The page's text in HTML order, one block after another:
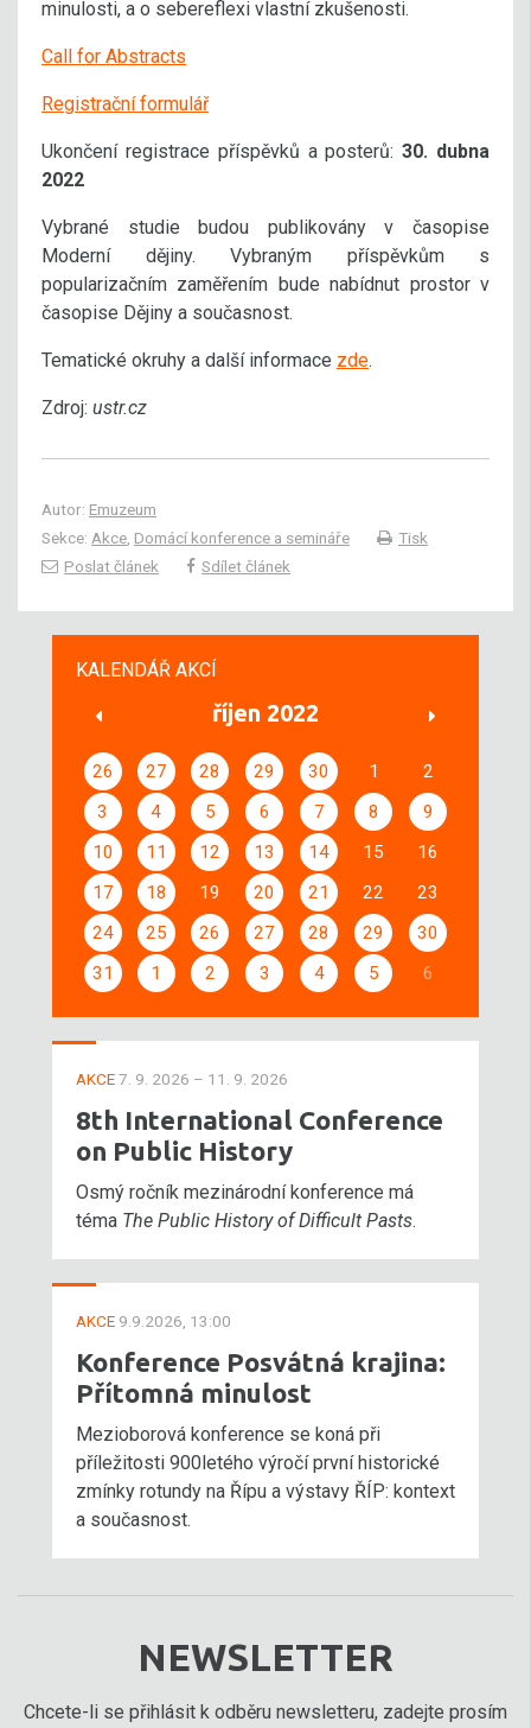
minulosti, a o sebereflexi vlastní zkušenosti.
Call for Abstracts
Registrační formulář
Ukončení registrace příspěvků a posterů:30. dubna
2022
Vybrané studie budou publikovány v časopise
Moderní dějiny. Vybraným příspěvkům s
popularizačním zaměřením bude nabídnut prostor v
časopise Dějiny a současnost.
Tematické okruhy a další informace zde.
Zdroj: ustr.cz
Autor: Emuzeum
Sekce: Akce Domácí konference a semináře
Tisk
Poslat článek
Sdílet článek
KALENDÁŘ AKCÍ
říjen 2022
26 27 28 29 30 1
2
3
4 5 6 7 8
9
10
11 12 13 14 15
16
17
18 19 20 21 22
23
24
25 26 27 28 29
30
31
1 2 3 4 5 6
AKCE7. 9. 2026 – 11. 9. 2026
8th International Conference
on Public History
Osmý ročník mezinárodní konference má
téma The Public History of Difficult Pasts.
AKCE 9.9.2026, 13:00
Konference Posvátná krajina:
Přítomná minulost
Mezioborová konference se koná při
příležitosti 900letého výročí první historické
zmínky rotundy na Řípu a výstavy ŘÍP: kontext
a současnost.
NEWSLETTER
Chcete-li se přihlásit k odběru newsletteru, zadejte prosím